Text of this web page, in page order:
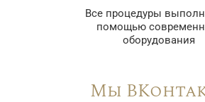
Все процедуры
помощью
оборудования
Мы